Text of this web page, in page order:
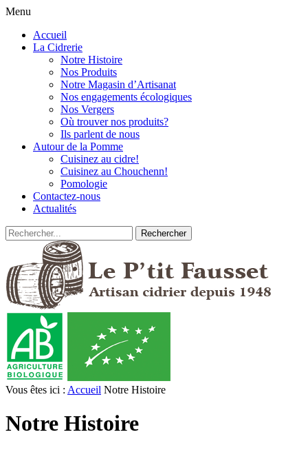
Menu
Accueil
La Cidrerie
Notre Histoire
Nos Produits
Notre Magasin d’Artisanat
Nos engagements écologiques
Nos Vergers
Où trouver nos produits?
Ils parlent de nous
Autour de la Pomme
Cuisinez au cidre!
Cuisinez au Chouchenn!
Pomologie
Contactez-nous
Actualités
Vous êtes ici : Accueil Notre Histoire
Notre Histoire